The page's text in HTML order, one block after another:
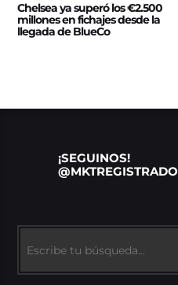
Chelsea ya superó los €2.500
millones en fichajes desde la
llegada de BlueCo
¡SEGUINOS!
@MKTREGISTRADO